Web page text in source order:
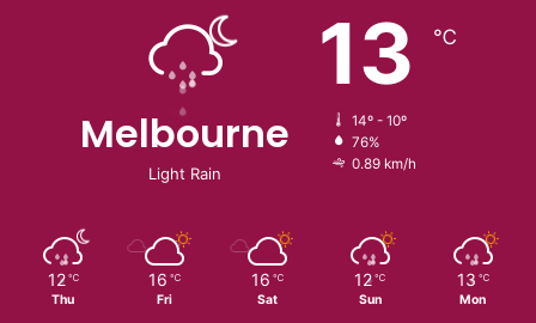
Melbourne
Light Rain
13 ℃
14º - 10º
76%
0.89 km/h
12 ℃
Thu
16 ℃
Fri
16 ℃
Sat
12 ℃
Sun
13 ℃
Mon